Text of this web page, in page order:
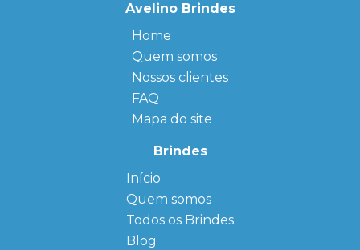
Avelino Brindes
Home
Quem somos
Nossos clientes
FAQ
Mapa do site
Brindes
Início
Quem somos
← Back
FAQ
Sitemap
Todos os Brindes
← Back
Agendas
Personalizadas
Blog